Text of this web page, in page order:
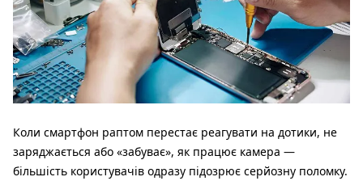
Коли смартфон раптом перестає реагувати на дотики, не
заряджається або «забуває», як працює камера —
більшість користувачів одразу підозрює серйозну поломку.